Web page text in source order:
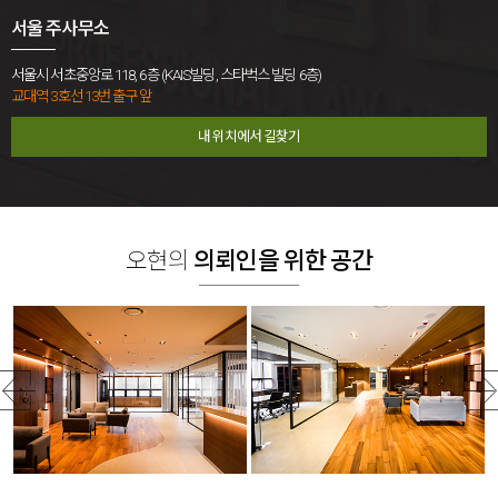
제3자의 행위가 배우자의 혼인공동생활
을 침해한 위법한 행위에 해당하는지와
그로 인해 정신적 손해가 발생하였는지
가 검토될 수 있습니다. 다만 부정행위가
문제 된 시점 이전에 부부의 혼인관계가
이미 실질적으로 파탄되어 회복하기 어
려운 상태에 이르렀다면, 제3자의 행위
자 사이의 관계만을 방어하는 데 그치지
않고, 그 관계 이전의 부부생활과 갈등의
경위 및 혼인관계의 실질적인 상태를 객
관적인 자료로 확인할 필요가 있습니다.
본 사건의 핵심은 의뢰인과 상대방 배우
자의 관계로 인해 정상적인 혼인관계가
새롭게 훼손된 것이 아니라, 그 이전부터
원고 부부의 혼인관계가 이미 실질적으
로 파탄되어 있었다는 점을 입증하는 것
이었습니다. 법무법인 오현은 원고 부부
의 장기간 혼인관계 상태, 원고의 수년간
을 알고 있었는지와 해당 행위가 혼인관
한 영향을 미쳤는지를 종합적으로 판단
할 수 있습니다. 따라서 메시지와 사진,
영상, 차량 운행기록 등 각 증거가 개별
블랙박스 영상과 메시지 등 여러 자료를
상호 연결하여 배우자와 상간녀 사이의
부정행위와 그로 인한 의뢰인의 정신적
손해를 구체적으로 입증하는 것이었습
니다. 법무법인 오현은 배우자와 상간녀
가 주고받은 메시지의 내용과 시점, 블랙
박스 영상에 나타난 정황, 두 사람의 관
계가 이어진 경위 및 부정행위가 의뢰인
의 혼인생활과 정신적 고통에 미친 영향
을 중심으로 소송 전략을 수립하였습니
다. 3. 이 사건의 핵심 쟁점 쟁점 1. 배우
에만 있는 것이 아니라고 주장하였습니
다.따라서 단순히 두 사람이 알고 지냈다
는 사실을 넘어, 피고가 사실혼 배우자와
적극적으로 부정행위를 이어갔다는 점
을 객관적인 자료로 밝히는 것이 핵심이
었습니다.3. 이 사건의 핵심 쟁점쟁점 1.
제한된 증거만으로 부정행위를 입증할
황이었습니다.변호인 대응 방향녹취파
일에서 확인된 신혼집 방문 정황을 토대
로 CCTV에 대한 증거보전을 신청하여,
피고와 사실혼 배우자가 함께 신혼집에
방문한 사실을 뒷받침하는 자료를 확보
하였습니다.쟁점 2. 사제지간이라는 관
계가 책임을 부정하는 사유인지피고 측
관점피고는 사실혼 배우자와 사제지간
이라는 특수한 관계에 있었으며, 자신 역
시 사실혼 배우자에게 가스라이팅을 당
한 피해자라고 주장하였습니다.변호인
방이 다른 일방을 상대로 재산분할을 청
터 일정한 기간이 경과한 경우 재산분할
청구권이 소멸하도록 정하고 있습니다.
이와 같은 기간은 단순한 소멸시효와 달
부가 문제될 수 있습니다. 한편 재산분할
대상과 비율을 판단할 때에는 혼인 중 공
동의 노력으로 형성하거나 유지한 재산
인지와 각 당사자의 재산 형성 및 유지에
대한 기여 정도 등을 검토할 수 있습니
다. 일방이 혼인 전부터 보유하였거나 자
신의 명의와 자금으로 취득한 재산은 구
체적인 형성 경위에 따라 특유재산 여부
가 문제될 수 있습니다. 양육자 변경에
관해서는 부모의 개인적인 사정보다 자
녀의 연령과 의사, 현재의 생활 및 교육
서울 주사무소
서울시 서초중앙로 118, 6층 (KAIS빌딩, 스타벅스 빌딩 6층)
교대역 3호선 13번 출구 앞
내 위치에서 길찾기
오현의 의뢰인을 위한 공간